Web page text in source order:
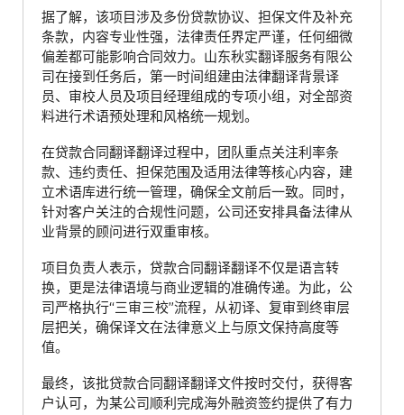
据了解，该项目涉及多份贷款协议、担保文件及补充
条款，内容专业性强，法律责任界定严谨，任何细微
偏差都可能影响合同效力。山东秋实翻译服务有限公
司在接到任务后，第一时间组建由法律翻译背景译
员、审校人员及项目经理组成的专项小组，对全部资
料进行术语预处理和风格统一规划。
在贷款合同翻译翻译过程中，团队重点关注利率条
款、违约责任、担保范围及适用法律等核心内容，建
立术语库进行统一管理，确保全文前后一致。同时，
针对客户关注的合规性问题，公司还安排具备法律从
业背景的顾问进行双重审核。
项目负责人表示，贷款合同翻译翻译不仅是语言转
换，更是法律语境与商业逻辑的准确传递。为此，公
司严格执行“三审三校”流程，从初译、复审到终审层
层把关，确保译文在法律意义上与原文保持高度等
值。
最终，该批贷款合同翻译翻译文件按时交付，获得客
户认可，为某公司顺利完成海外融资签约提供了有力